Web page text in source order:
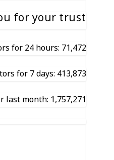
for your trust
for 24 hours: 71,472
for 7 days: 413,873
month: 1,757,271